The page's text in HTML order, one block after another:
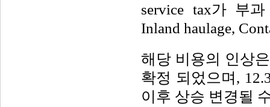
service tax가 부과
Inland haulage,
해당 비용의 인상
확정 되었으며 ,
이후 상승 변경될